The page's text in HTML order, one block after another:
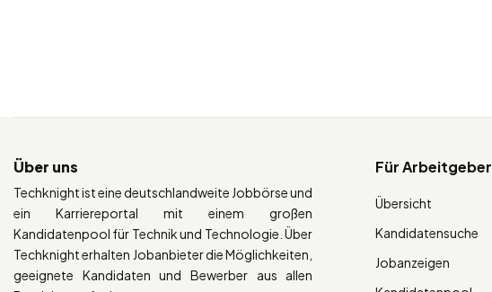
Über uns
Techknight ist eine deutschlandweite Jobbörse und
ein Karriereportal mit einem großen
Kandidatenpool für Technik und Technologie. Über
Techknight erhalten Jobanbieter die Möglichkeiten,
geeignete Kandidaten und Bewerber aus allen
Für Arbeitgeber
Übersicht
Kandidatensuche
Jobanzeigen